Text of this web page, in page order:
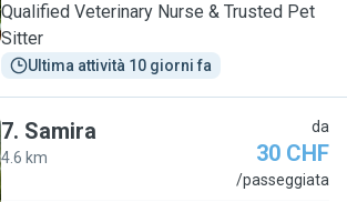
Qualified Veterinary Nurse & Trusted Pet
Sitter
Ultima attività 10 giorni fa
7. Samira
4.6 km
da
30 CHF
/passeggiata